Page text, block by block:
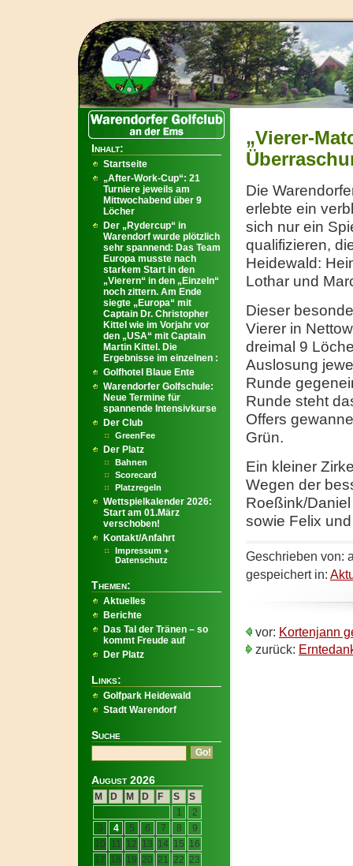
„Vierer-
Die
erlebte ein
sich nur ein
qualifizieren,
Heidewald:
Lothar und
Dieser
Vierer in
dreimal 9
Auslosung
Runde
Runde steht
Offers
Grün.
Ein kleiner
Wegen der
Roeßink/
sowie Felix
Geschrieben von:
gespeichert in:
vor: Kortenjann
zurück:
Inhalt:
Startseite
„After-Work-Cup“: 21
Turniere jeweils am
Mittwochabend über 9
Löcher
Der „Rydercup“ in
Warendorf wurde plötzlich
sehr spannend: Das Team
Europa musste nach
starkem Start in den
„Vierern“ in den „Einzeln“
noch zittern. Am Ende
siegte „Europa“ mit
Captain Dr. Christopher
Kittel wie im Vorjahr vor
den „USA“ mit Captain
Martin Kittel. Die
Ergebnisse im einzelnen :
Golfhotel Blaue Ente
Warendorfer Golfschule:
Neue Termine für
spannende Intensivkurse
Der Club
GreenFee
Der Platz
Bahnen
Scorecard
Platzregeln
Wettspielkalender 2026:
Start am 01.März
verschoben!
Kontakt/Anfahrt
Impressum +
Datenschutz
Themen:
Aktuelles
Berichte
Das Tal der Tränen – so
kommt Freude auf
Der Platz
Links:
Golfpark Heidewald
Stadt Warendorf
Suche
August 2026
M D M D F S
S
1
2
3
4 5 6 7 8
9
10
11 12 13 14 15 16
17 18 19 20 21 22 23